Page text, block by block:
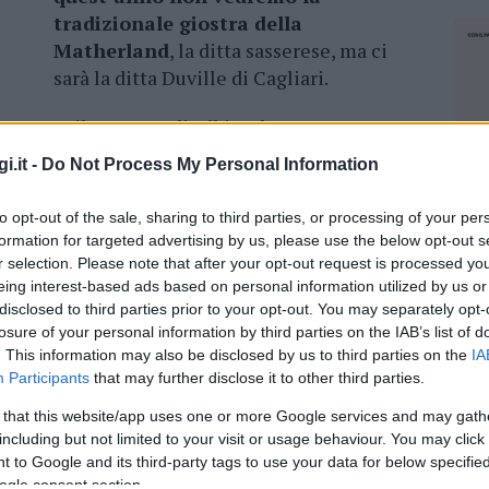
- Do Not Process My Personal Information
opt-out of the sale, sharing to third parties, or processing of your
for targeted advertising by us, please use the below opt-out
selection. Please note that after your opt-out request is processed
interest-based ads based on personal information utilized by us
to third parties prior to your opt-out. You may separately
of your personal information by third parties on the IAB’s list of
This information may also be disclosed by us to third parties on the
Participants that may further disclose it to other third parties.
that this website/app uses one or more Google services and may
but not limited to your visit or usage behaviour. You may
to Google and its third-party tags to use your data for below
consent section.
tradizionale giostra della
Matherland, la ditta sasserese, ma ci
sarà la ditta Duville di Cagliari.
E’ il Comune di Olbia ad aver assegnato
stilando una graduatoria.Pare che la
irregolarità nella documentazione
l’allestimento del Lunapark al
Matherland, che da anni è stata presente
un ricorso contro questa